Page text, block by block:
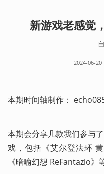
新游戏老感觉
2024-06-20
本期时间轴制作：
本期会分享几款我们参与
戏，包括《艾尔登法环
《暗喻幻想 ReFantazio》